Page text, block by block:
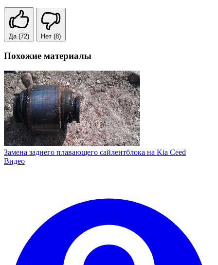
Да (72) Нет (8)
Похожие материалы
Замена заднего плавающего сайлентблока на Kia Ceed
Видео